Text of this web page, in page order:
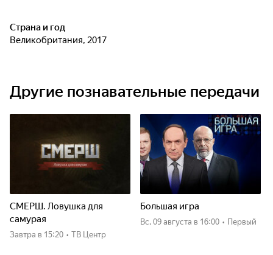
Страна и год
Великобритания, 2017
Другие познавательные передачи
СМЕРШ. Ловушка для
самурая
Завтра в 15:20 • ТВ Центр
Большая игра
вс, 09 августа в 16:00 • Первый